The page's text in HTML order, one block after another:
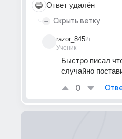
Ответ удалён
Скрыть ветку
razor_845
Ученик
2г
Быстро писал
случайно
0